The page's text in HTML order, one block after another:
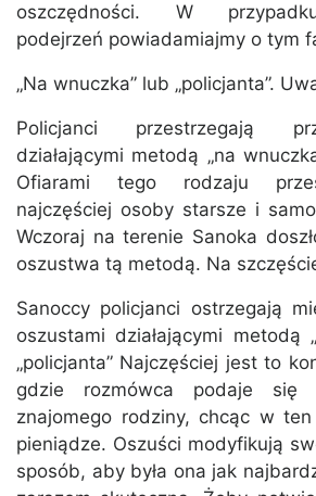
oszczędności. W
podejrzeń powiadamiajmy o tym
„Na wnuczka” lub „policjanta”.
Policjanci przestrzegają
działającymi metodą „na
Ofiarami tego rodzaju
najczęściej osoby starsze i
Wczoraj na terenie Sanoka
oszustwa tą metodą. Na
Sanoccy policjanci ostrzegają
oszustami działającymi metodą
„policjanta” Najczęściej jest to
gdzie rozmówca podaje się
znajomego rodziny, chcąc w ten
pieniądze. Oszuści modyfikują
sposób, aby była ona jak